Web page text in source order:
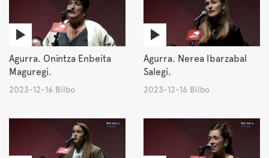
Agurra. Onintza Enbeita
Maguregi.
2023-12-16 Bilbo
Agurra. Nerea Ibarzabal
Salegi.
2023-12-16 Bilbo